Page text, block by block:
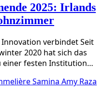
2025: Irlands
ver­bin­det Seit
2020 hat sich das
einer fes­ten Institution…